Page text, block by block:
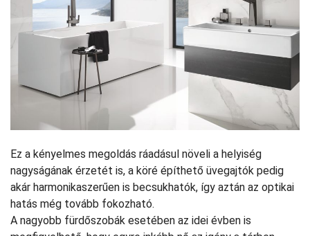
Ez a kényelmes megoldás ráadásul növeli a helyiség
nagyságának érzetét is, a köré építhető üvegajtók pedig
akár harmonikaszerűen is becsukhatók, így aztán az optikai
hatás még tovább fokozható.
A nagyobb fürdőszobák esetében az idei évben is